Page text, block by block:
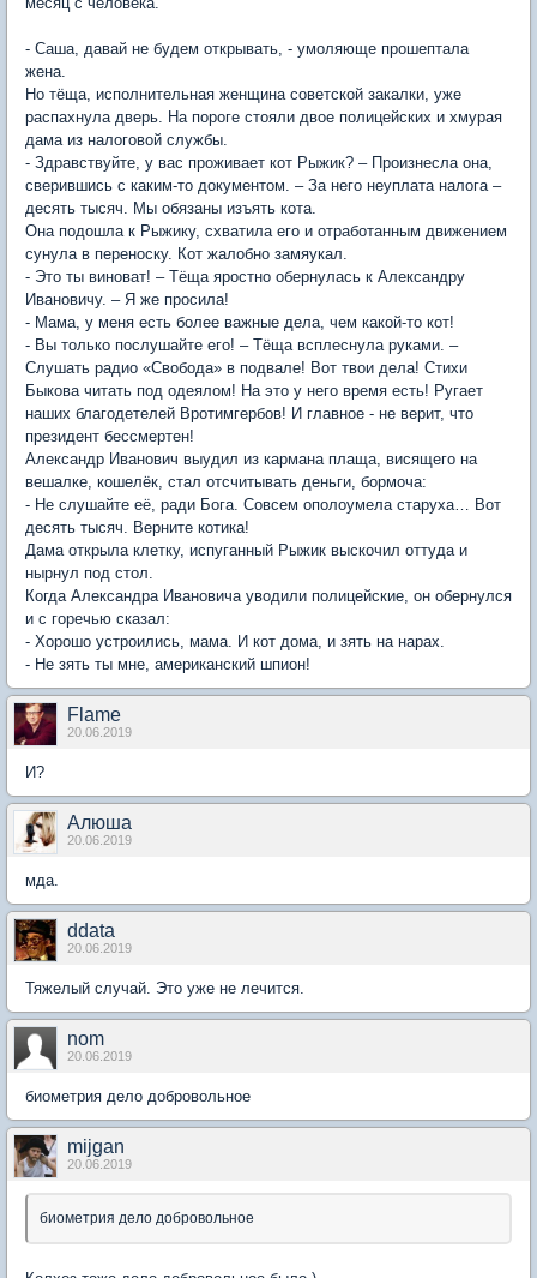
- Саша, давай не будем открывать, - умоляюще прошептала
жена.
Но тёща, исполнительная женщина советской закалки, уже
распахнула дверь. На пороге стояли двое полицейских и хмурая
дама из налоговой службы.
- Здравствуйте, у вас проживает кот Рыжик? – Произнесла она,
сверившись с каким-то документом. – За него неуплата налога –
десять тысяч. Мы обязаны изъять кота.
Она подошла к Рыжику, схватила его и отработанным движением
сунула в переноску. Кот жалобно замяукал.
- Это ты виноват! – Тёща яростно обернулась к Александру
Ивановичу. – Я же просила!
- Мама, у меня есть более важные дела, чем какой-то кот!
- Вы только послушайте его! – Тёща всплеснула руками. –
Слушать радио «Свобода» в подвале! Вот твои дела! Стихи
Быкова читать под одеялом! На это у него время есть! Ругает
наших благодетелей Вротимгербов! И главное - не верит, что
президент бессмертен!
Александр Иванович выудил из кармана плаща, висящего на
вешалке, кошелёк, стал отсчитывать деньги, бормоча:
- Не слушайте её, ради Бога. Совсем ополоумела старуха… Вот
десять тысяч. Верните котика!
Дама открыла клетку, испуганный Рыжик выскочил оттуда и
нырнул под стол.
Когда Александра Ивановича уводили полицейские, он обернулся
и с горечью сказал:
- Хорошо устроились, мама. И кот дома, и зять на нарах.
- Не зять ты мне, американский шпион!
Flame
20.06.2019
И?
Алюша
20.06.2019
мда.
ddata
20.06.2019
Тяжелый случай. Это уже не лечится.
nom
20.06.2019
биометрия дело добровольное
mijgan
20.06.2019
биометрия дело добровольное